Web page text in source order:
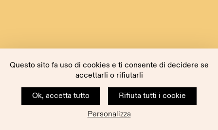
Questo sito fa uso di cookies e ti consente di decidere se
accettarli o rifiutarli
Ok, accetta tutto
Rifiuta tutti i cookie
Personalizza